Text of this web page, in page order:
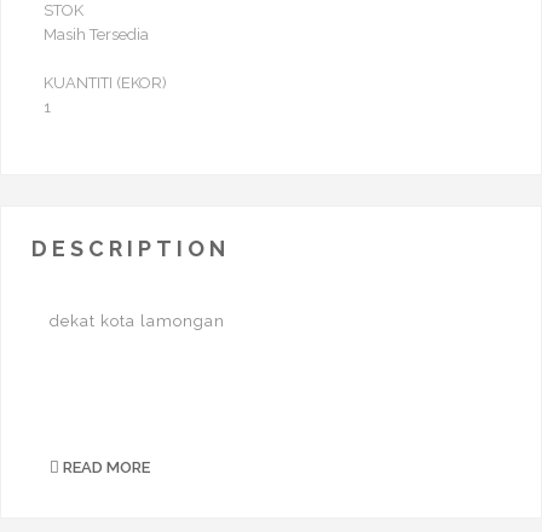
STOK
Masih Tersedia
KUANTITI (EKOR)
1
DESCRIPTION
dekat kota lamongan
READ MORE